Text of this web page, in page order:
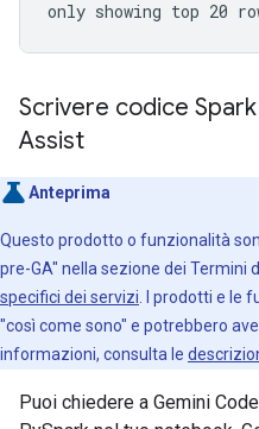
Scrivere codice
Assist
Anteprima
Questo prodotto o funzionalità
pre-GA" nella sezione dei Termini
specifici dei servizi . I prodotti e le
"così come sono" e potrebbero
informazioni, consulta le
Puoi chiedere a Gemini